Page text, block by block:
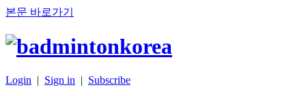
본문 바로가기
Login | Sign in | Subscribe